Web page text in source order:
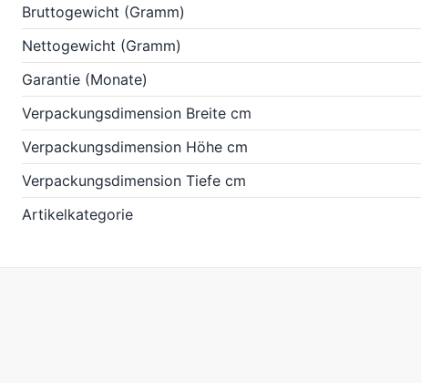
Bruttogewicht (Gramm)
Nettogewicht (Gramm)
Garantie (Monate)
Verpackungsdimension Breite cm
Verpackungsdimension Höhe cm
Verpackungsdimension Tiefe cm
Artikelkategorie